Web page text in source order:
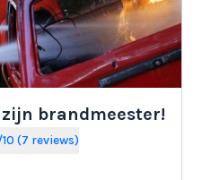
zijn brandmeester!
8.0/10 (7 reviews)